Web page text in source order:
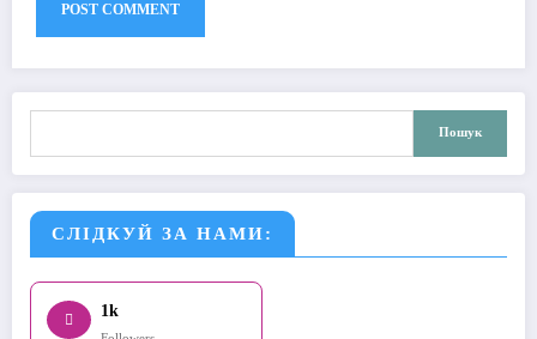
Пошук
СЛІДКУЙ ЗА НАМИ:
1k